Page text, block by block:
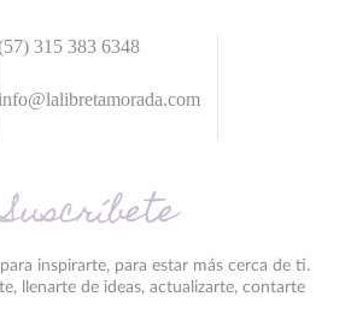
(57) 315 383 6348
info@lalibretamorada.com
Suscríbete
inspirarte, para estar más cerca de ti.
llenarte de ideas, actualizarte, contarte